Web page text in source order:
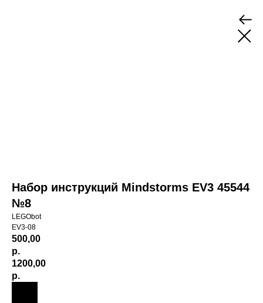
Набор инструкций Mindstorms EV3 45544
№8
LEGObot
EV3-08
500,00
р.
1200,00
р.